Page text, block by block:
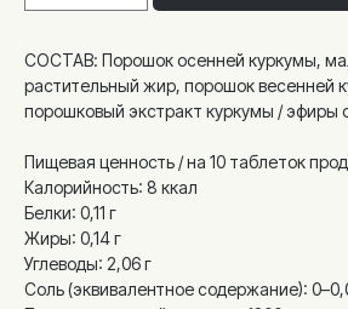
СОСТАВ: Порошок осенней куркумы,
растительный жир, порошок весенней
порошковый экстракт куркумы / эфиры
Пищевая ценность / на 10 таблеток
Калорийность: 8 ккал
Белки: 0,11 г
Жиры: 0,14 г
Углеводы: 2,06 г
Соль (эквивалентное содержание):